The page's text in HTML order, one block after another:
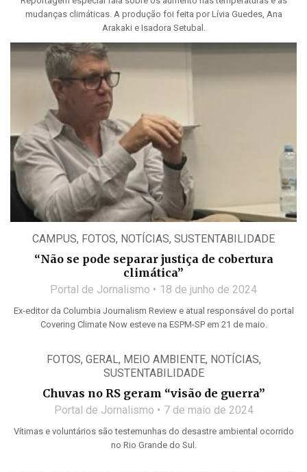
mudanças climáticas. A produção foi feita por Lívia Guedes, Ana
Arakaki e Isadora Setubal.
CAMPUS, FOTOS, NOTÍCIAS, SUSTENTABILIDADE
“Não se pode separar justiça de cobertura
climática”
Portal de Jornalismo 18 de junho de 2024
Ex-editor da Columbia Journalism Review e atual responsável do portal
Covering Climate Now esteve na ESPM-SP em 21 de maio.
FOTOS, GERAL, MEIO AMBIENTE, NOTÍCIAS,
SUSTENTABILIDADE
Chuvas no RS geram “visão de guerra”
Portal de Jornalismo 7 de maio de 2024
Vítimas e voluntários são testemunhas do desastre ambiental ocorrido
no Rio Grande do Sul.